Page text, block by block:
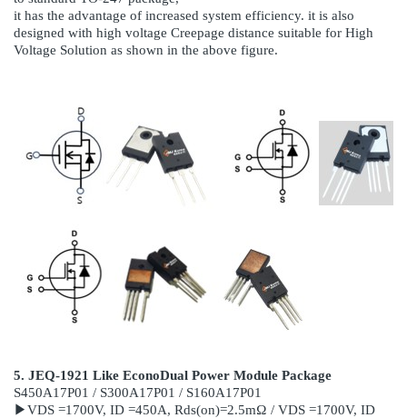
it has the advantage of increased system efficiency. it is also
designed with high voltage Creepage distance suitable for High
Voltage Solution as shown in the above figure.
5. JEQ-1921 Like EconoDual Power Module Package
S450A17P01 / S300A17P01 / S160A17P01
▶VDS =1700V, ID =450A, Rds(on)=2.5mΩ / VDS =1700V, ID